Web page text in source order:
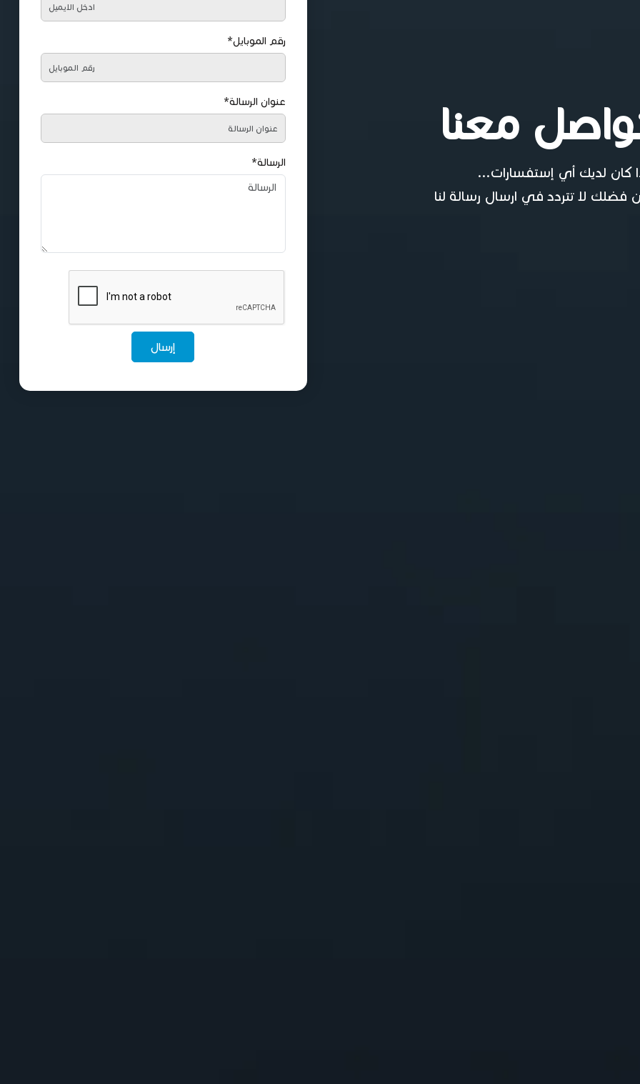
معنا
كان لديك أي إستفسارات...
فضلك لا تتردد في ارسال رسالة لنا
رقم الموبايل*
عنوان الرسالة*
الرسالة*
إرسال